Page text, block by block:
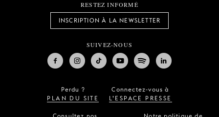
RESTEZ INFORMÉ
INSCRIPTION À LA NEWSLETTER
SUIVEZ-NOUS
Perdu ?
PLAN DU SITE
Connectez-vous à
L’ESPACE PRESSE